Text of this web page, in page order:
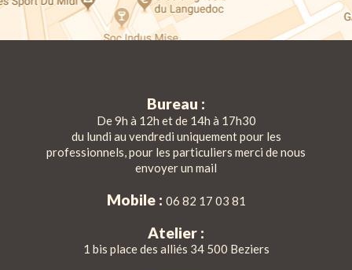
Bureau :
De 9h à 12h et de 14h à 17h30
du lundi au vendredi uniquement pour les
professionnels, pour les particuliers merci de nous
envoyer un mail
Mobile : 06 82 17 03 81
Atelier :
1 bis place des alliés 34 500 Beziers